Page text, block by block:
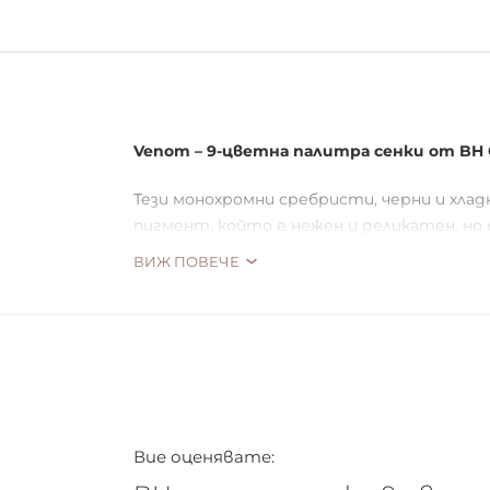
Venom – 9-цветна палитра сенки от BH
Тези монохромни сребристи, черни и
пигмент, който е нежен и деликатен,
Сребристи, черни и студени нюанси
ВИЖ ПОВЕЧЕ
Вие оценявате: